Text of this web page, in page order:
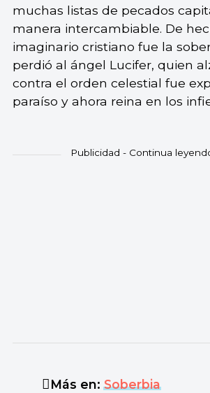
muchas listas de pecados
manera intercambiable. De
imaginario cristiano fue la
perdió al ángel Lucifer, quien
contra el orden celestial fue
paraíso y ahora reina en los
Más en:Soberbia